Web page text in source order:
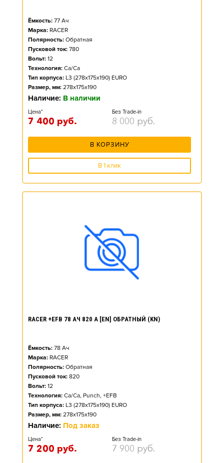
Ёмкость: 77 Ач
Марка: RACER
Полярность: Обратная
Пусковой ток: 780
Вольт: 12
Технология: Ca/Ca
Тип корпуса: L3 (278x175x190) EURO
Размер, мм: 278x175x190
Наличие: В наличии
Цена*
7 400 руб.
Без Trade-in
8 000 руб.
В КОРЗИНУ
В 1 клик
RACER +EFB 78 АЧ 820 А [EN] ОБРАТНЫЙ (KN)
Ёмкость: 78 Ач
Марка: RACER
Полярность: Обратная
Пусковой ток: 820
Вольт: 12
Технология: Ca/Ca, Punch, +EFB
Тип корпуса: L3 (278x175x190) EURO
Размер, мм: 278x175x190
Наличие: Под заказ
Цена*
7 200 руб.
Без Trade-in
7 900 руб.